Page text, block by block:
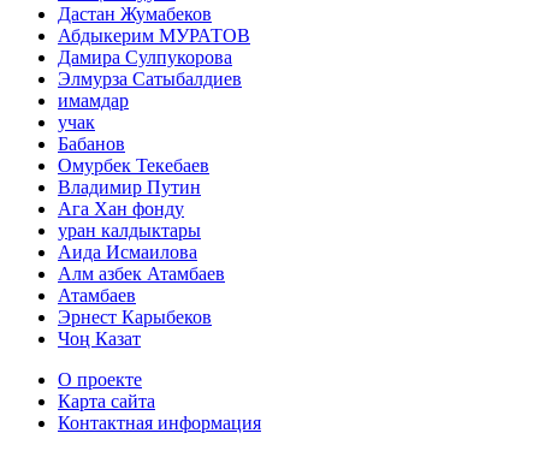
Дастан Жумабеков
Абдыкерим МУРАТОВ
Дамира Сулпукорова
Элмурза Сатыбалдиев
имамдар
учак
Бабанов
Омурбек Текебаев
Владимир Путин
Ага Хан фонду
уран калдыктары
Аида Исмаилова
Алм азбек Атамбаев
Атамбаев
Эрнест Карыбеков
Чоң Казат
О проекте
Карта сайта
Контактная информация